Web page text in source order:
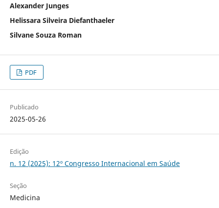
Alexander Junges
Helissara Silveira Diefanthaeler
Silvane Souza Roman
PDF
Publicado
2025-05-26
Edição
n. 12 (2025): 12º Congresso Internacional em Saúde
Seção
Medicina